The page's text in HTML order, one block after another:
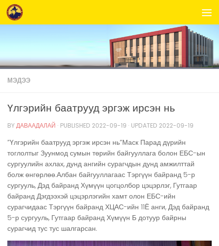
Skip to content
МЭДЭЭ
Үлгэрийн баатрууд эргэж ирсэн нь
BYДАВААДАЛАЙ · PUBLISHED 2022-09-19 · UPDATED 2022-09-19
”Үлгэрийн баатрууд эргэж ирсэн нь”Маск Парад дүрийн
тоглолтыг Зуунмод сумын төрийн байгууллага болон ЕБС-ын
сургуулийн ахлах, дунд ангийн сурагчдын дунд амжилттай
болж өнгөрлөө.Албан байгууллагаас Тэргүүн байранд 5-р
сургууль, Дэд байранд Хүмүүн цогцолбор цэцэрлэг, Гутгаар
байранд Дэгдээхэй цэцэрлэгийн хамт олон ЕБС-ийн
сурагчидаас Тэргүүн байранд ХЦАС-ийн 11Ё анги, Дэд байранд
5-р сургууль, Гутгаар байранд Хүмүүн Б дотуур байрны
сурагчид тус тус шалгарсан.